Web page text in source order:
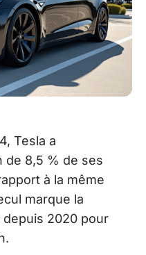
Tesla a
de 8,5 % de ses
à la même
marque la
2020 pour